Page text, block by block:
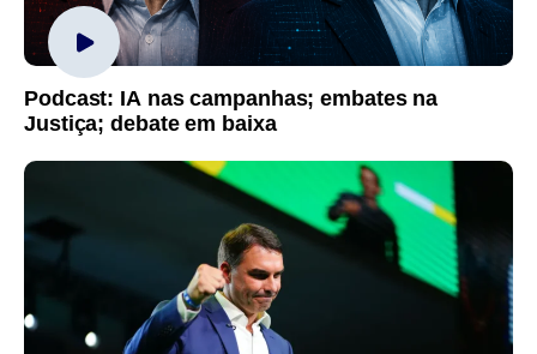
Podcast: IA nas campanhas; embates na
Justiça; debate em baixa